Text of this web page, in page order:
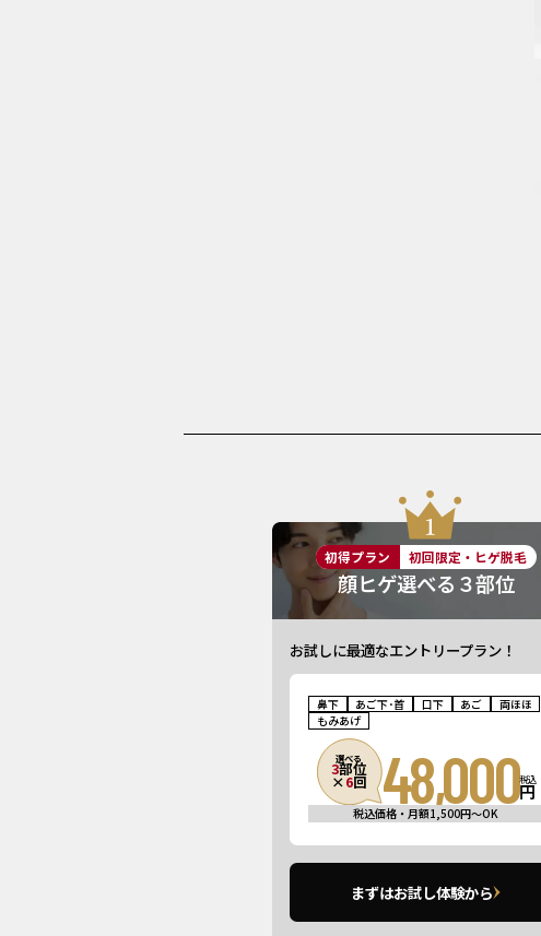
初得プラン 初回限定・ヒゲ脱毛
顔ヒゲ選べる３部位
お試しに最適なエントリープラン！
鼻下 あご下･首 口下 あご
両ほほ
もみあげ
選べる
3部位
×6回 48,000円
税込
税込価格・月額1,500円〜OK
まずはお試し体験から